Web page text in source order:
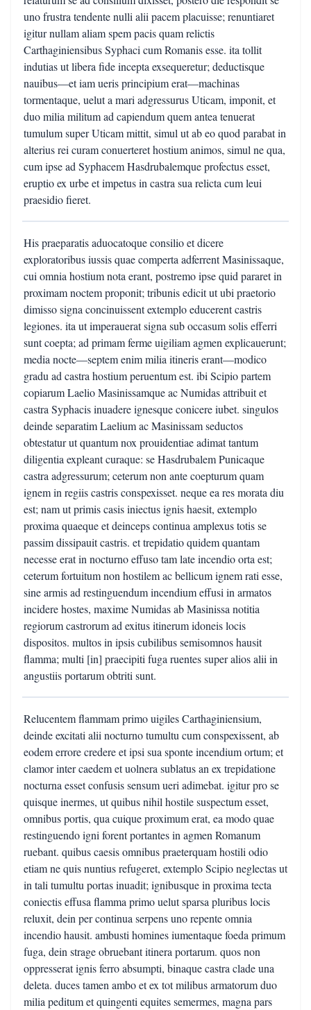
uno frustra tendente nulli alii pacem placuisse; renuntiaret
igitur nullam aliam spem pacis quam relictis
Carthaginiensibus Syphaci cum Romanis esse. ita tollit
indutias ut libera fide incepta exsequeretur; deductisque
nauibus—et iam ueris principium erat—machinas
tormentaque, uelut a mari adgressurus Uticam, imponit, et
duo milia militum ad capiendum quem antea tenuerat
tumulum super Uticam mittit, simul ut ab eo quod parabat in
alterius rei curam conuerteret hostium animos, simul ne qua,
cum ipse ad Syphacem Hasdrubalemque profectus esset,
eruptio ex urbe et impetus in castra sua relicta cum leui
praesidio fieret.
His praeparatis aduocatoque consilio et dicere
exploratoribus iussis quae comperta adferrent Masinissaque,
cui omnia hostium nota erant, postremo ipse quid pararet in
proximam noctem proponit; tribunis edicit ut ubi praetorio
dimisso signa concinuissent extemplo educerent castris
legiones. ita ut imperauerat signa sub occasum solis efferri
sunt coepta; ad primam ferme uigiliam agmen explicauerunt;
media nocte—septem enim milia itineris erant—modico
gradu ad castra hostium peruentum est. ibi Scipio partem
copiarum Laelio Masinissamque ac Numidas attribuit et
castra Syphacis inuadere ignesque conicere iubet. singulos
deinde separatim Laelium ac Masinissam seductos
obtestatur ut quantum nox prouidentiae adimat tantum
diligentia expleant curaque: se Hasdrubalem Punicaque
castra adgressurum; ceterum non ante coepturum quam
ignem in regiis castris conspexisset. neque ea res morata diu
est; nam ut primis casis iniectus ignis haesit, extemplo
proxima quaeque et deinceps continua amplexus totis se
passim dissipauit castris. et trepidatio quidem quantam
necesse erat in nocturno effuso tam late incendio orta est;
ceterum fortuitum non hostilem ac bellicum ignem rati esse,
sine armis ad restinguendum incendium effusi in armatos
incidere hostes, maxime Numidas ab Masinissa notitia
regiorum castrorum ad exitus itinerum idoneis locis
dispositos. multos in ipsis cubilibus semisomnos hausit
flamma; multi [in] praecipiti fuga ruentes super alios alii in
angustiis portarum obtriti sunt.
Relucentem flammam primo uigiles Carthaginiensium,
deinde excitati alii nocturno tumultu cum conspexissent, ab
eodem errore credere et ipsi sua sponte incendium ortum; et
clamor inter caedem et uolnera sublatus an ex trepidatione
nocturna esset confusis sensum ueri adimebat. igitur pro se
quisque inermes, ut quibus nihil hostile suspectum esset,
omnibus portis, qua cuique proximum erat, ea modo quae
restinguendo igni forent portantes in agmen Romanum
ruebant. quibus caesis omnibus praeterquam hostili odio
etiam ne quis nuntius refugeret, extemplo Scipio neglectas ut
in tali tumultu portas inuadit; ignibusque in proxima tecta
coniectis effusa flamma primo uelut sparsa pluribus locis
reluxit, dein per continua serpens uno repente omnia
incendio hausit. ambusti homines iumentaque foeda primum
fuga, dein strage obruebant itinera portarum. quos non
oppresserat ignis ferro absumpti, binaque castra clade una
deleta. duces tamen ambo et ex tot milibus armatorum duo
milia peditum et quingenti equites semermes, magna pars